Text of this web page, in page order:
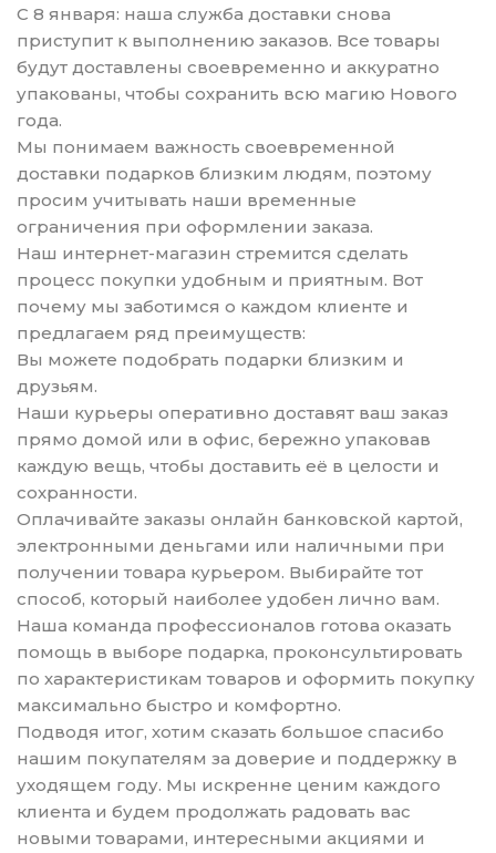
С 8 января: наша служба доставки снова
приступит к выполнению заказов. Все товары
будут доставлены своевременно и аккуратно
упакованы, чтобы сохранить всю магию Нового
года.
Мы понимаем важность своевременной
доставки подарков близким людям, поэтому
просим учитывать наши временные
ограничения при оформлении заказа.
Наш интернет-магазин стремится сделать
процесс покупки удобным и приятным. Вот
почему мы заботимся о каждом клиенте и
предлагаем ряд преимуществ:
Вы можете подобрать подарки близким и
друзьям.
Наши курьеры оперативно доставят ваш заказ
прямо домой или в офис, бережно упаковав
каждую вещь, чтобы доставить её в целости и
сохранности.
Оплачивайте заказы онлайн банковской картой,
электронными деньгами или наличными при
получении товара курьером. Выбирайте тот
способ, который наиболее удобен лично вам.
Наша команда профессионалов готова оказать
помощь в выборе подарка, проконсультировать
по характеристикам товаров и оформить покупку
максимально быстро и комфортно.
Подводя итог, хотим сказать большое спасибо
нашим покупателям за доверие и поддержку в
уходящем году. Мы искренне ценим каждого
клиента и будем продолжать радовать вас
новыми товарами, интересными акциями и